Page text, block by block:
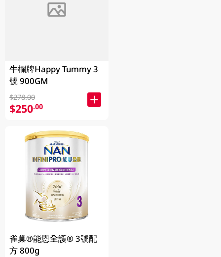
牛欄牌Happy Tummy 3
號 900GM
$278.00
$250.00
雀巢®能恩全護® 3號配
方 800g